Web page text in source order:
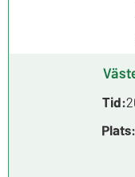
Tid:
Plats: